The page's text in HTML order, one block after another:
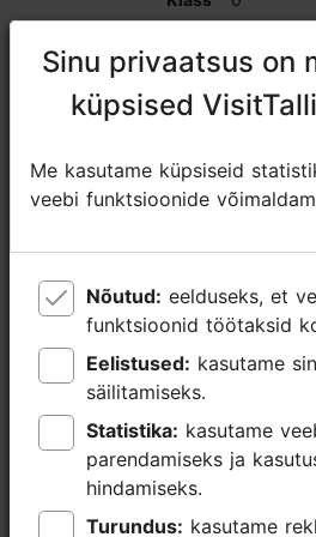
0
0
0
Tehnilised
mis sisalduvad
hinnas
video-/
pabertahvel, Wifi
Muud võimalused parkimine
Restoran, kohvik,
(20)
Sinu privaatsus on
küpsised
Me kasutame küpsiseid
veebi funktsioonide
Nõutud:
funktsioonid töötaksid
Eelistused:
säilitamiseks.
Statistika:
parendamiseks ja
hindamiseks.
Turundus:
Sinu privaatsus on
küpsised
Me kasutame küpsiseid
veebi funktsioonide
Nõutud:
funktsioonid töötaksid
Eelistused:
säilitamiseks.
Statistika:
parendamiseks ja
hindamiseks.
Turundus: